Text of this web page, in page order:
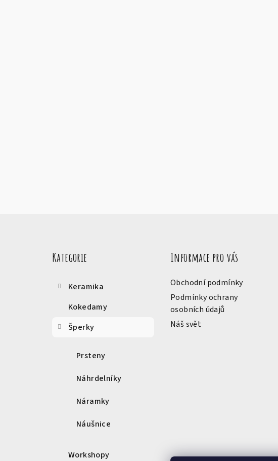
Kategorie
Keramika
Kokedamy
Šperky
Prsteny
Náhrdelníky
Náramky
Náušnice
Workshopy
Informace pro vás
Obchodní podmínky
Podmínky ochrany
osobních údajů
Náš svět